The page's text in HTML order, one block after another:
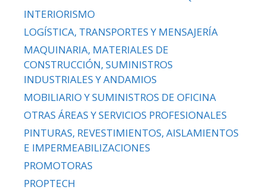
INTERIORISMO
LOGÍSTICA, TRANSPORTES Y MENSAJERÍA
MAQUINARIA, MATERIALES DE
CONSTRUCCIÓN, SUMINISTROS
INDUSTRIALES Y ANDAMIOS
MOBILIARIO Y SUMINISTROS DE OFICINA
OTRAS ÁREAS Y SERVICIOS PROFESIONALES
PINTURAS, REVESTIMIENTOS, AISLAMIENTOS
E IMPERMEABILIZACIONES
PROMOTORAS
PROPTECH